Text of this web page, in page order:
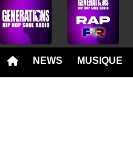
NEWS MUSIQUE